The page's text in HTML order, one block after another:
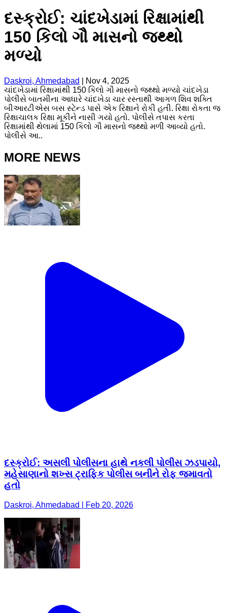
દસ્ક્રોઈ: ચાંદખેડામાં રિક્ષામાંથી
150 કિલો ગૌ માસનો જથ્થો
મળ્યો
Daskroi, Ahmedabad
Nov 4, 2025
ચાંદખેડામાં રિક્ષામાંથી 150 કિલો ગૌ માસનો જથ્થો મળ્યો ચાંદખેડા
પોલીસે બાતમીના આધારે ચાંદખેડા ચાર રસ્તાથી આગળ શિવ શક્તિ
બીઆરટીએસ બસ સ્ટેન્ડ પાસે એક રિક્ષાને રોકી હતી. રિક્ષા રોકતા જ
રિક્ષાચાલક રિક્ષા મૂકીને નાસી ગયો હતો. પોલીસે તપાસ કરતા
રિક્ષામાંથી થેલામાં 150 કિલો ગૌ માસનો જથ્થો મળી આવ્યો હતો.
પોલીસે આ..
MORE NEWS
દસ્ક્રોઈ: અસલી પોલીસના હાથે નકલી પોલીસ ઝડપાયો,
મહેસાણાનો શખ્સ ટ્રાફિક પોલીસ બનીને રોફ જમાવતો
હતો
Daskroi, Ahmedabad | Feb 20, 2026